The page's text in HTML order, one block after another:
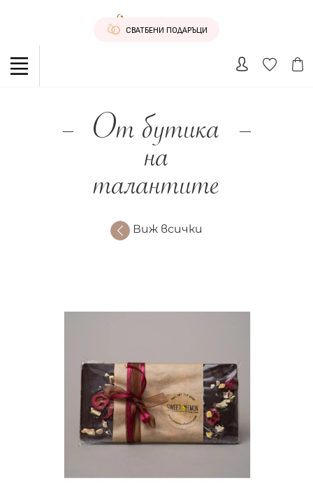
СВАТБЕНИ ПОДАРЪЦИ
От бутика
на
талантите
Виж всички